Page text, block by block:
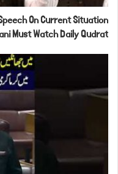
On Current Situation
Must Watch Daily Qudrat